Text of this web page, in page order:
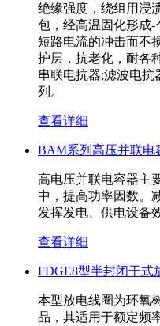
绝缘强度，绕组用浸
包，经高温固化形成-
短路电流的冲击而不
护层，抗老化，耐各
串联电抗器;滤波电抗
列。
查看详细
BAM系列高压并联电
高电压并联电容器主
中，提高功率因数。
发挥发电、供电设备
查看详细
FDGE8型半封闭干式
本型放电线圈为环氧
品，其适用于额定频